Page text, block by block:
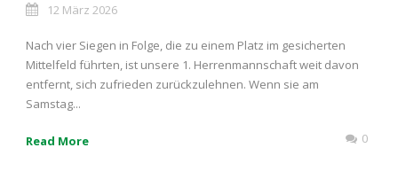
12 März 2026
Nach vier Siegen in Folge, die zu einem Platz im gesicherten
Mittelfeld führten, ist unsere 1. Herrenmannschaft weit davon
entfernt, sich zufrieden zurückzulehnen. Wenn sie am
Samstag...
Read More 0